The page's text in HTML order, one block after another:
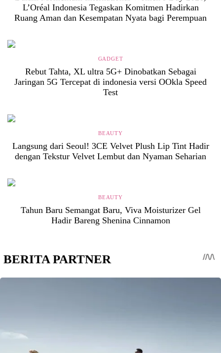
L’Oréal Indonesia Tegaskan Komitmen Hadirkan
Ruang Aman dan Kesempatan Nyata bagi Perempuan
GADGET
Rebut Tahta, XL ultra 5G+ Dinobatkan Sebagai
Jaringan 5G Tercepat di indonesia versi OOkla Speed
Test
BEAUTY
Langsung dari Seoul! 3CE Velvet Plush Lip Tint Hadir
dengan Tekstur Velvet Lembut dan Nyaman Seharian
BEAUTY
Tahun Baru Semangat Baru, Viva Moisturizer Gel
Hadir Bareng Shenina Cinnamon